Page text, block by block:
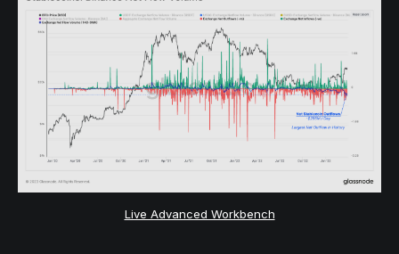
Live Advanced Workbench